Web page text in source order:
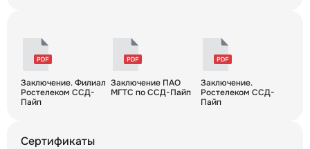
Заключение. Филиал
Ростелеком ССД-
Пайп
Заключение ПАО
МГТС по ССД-Пайп
Заключение.
Ростелеком ССД-
Пайп
Сертификаты